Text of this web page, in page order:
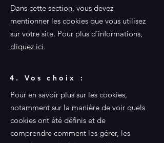
Dans cette section, vous devez
mentionner les cookies que vous utilisez
sur votre site. Pour plus d'informations,
cliquez ici.
4. Vos choix :
Pour en savoir plus sur les cookies,
notamment sur la manière de voir quels
cookies ont été définis et de
comprendre comment les gérer, les